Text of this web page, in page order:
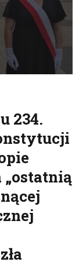
FB
234.
„ostatnią